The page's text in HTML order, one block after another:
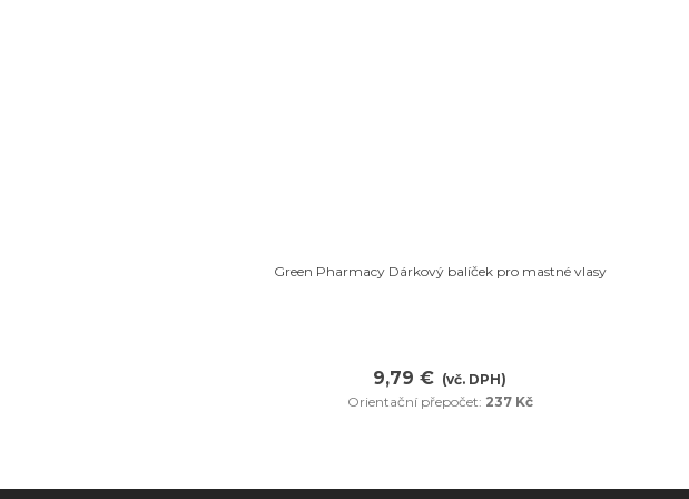
Oblíbené
Green Pharmacy Dárkový balíček pro mastné vlasy
9,79 € (vč. DPH)
Orientační přepočet: 237 Kč